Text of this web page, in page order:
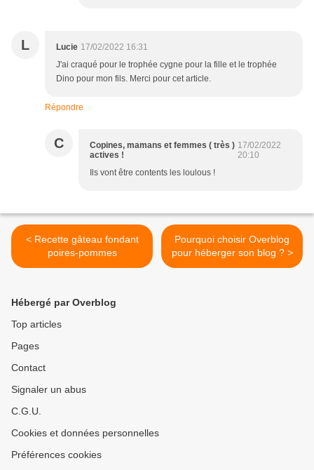
L Lucie 17/02/2022 16:31
J'ai craqué pour le trophée cygne pour la fille et le trophée
Dino pour mon fils. Merci pour cet article.
Répondre
C
Copines, mamans et femmes ( très )
actives !
17/02/2022
20:10
Ils vont être contents les loulous !
< Recette gâteau fondant
poires-pommes
Pourquoi choisir Overblog
pour héberger son blog ? >
Hébergé par Overblog
Top articles
Pages
Contact
Signaler un abus
C.G.U.
Cookies et données personnelles
Préférences cookies